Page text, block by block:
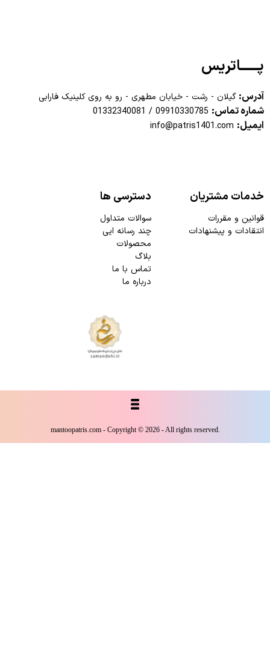
پــــــاتریس
آدرس: گیلان - رشت - خیابان مطهری - رو به روی کلینیک فارابی
شماره تماس: 09910330785
/
01332340081
ایمیل: info@patris1401.com
خدمات مشتریان
قوانین و مقررات
انتقادات و پیشنهادات
دسترسی ها
سوالات متداول
چند رسانه ایی
محصولات
بلاگ
تماس با ما
درباره ما
mantoopatris.com - Copyright © 2026 - All rights reserved.